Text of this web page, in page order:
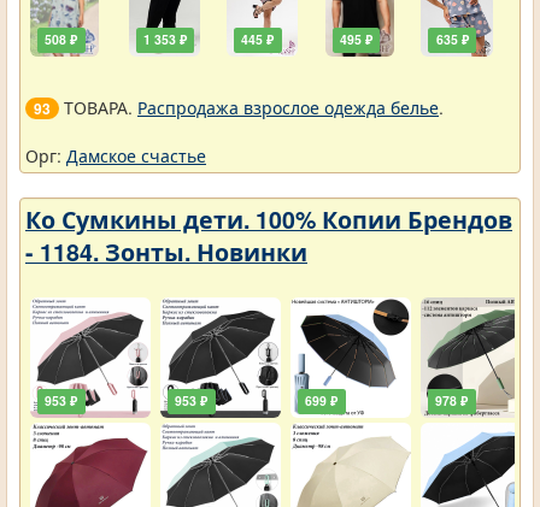
508 ₽ 1 353 ₽ 445 ₽ 495 ₽ 635 ₽
93 ТОВАРА. Распродажа взрослое одежда белье.
Орг: Дамское счастье
Ко Сумкины дети. 100% Копии Брендов
- 1184. Зонты. Новинки
953 ₽ 953 ₽ 699 ₽ 978 ₽